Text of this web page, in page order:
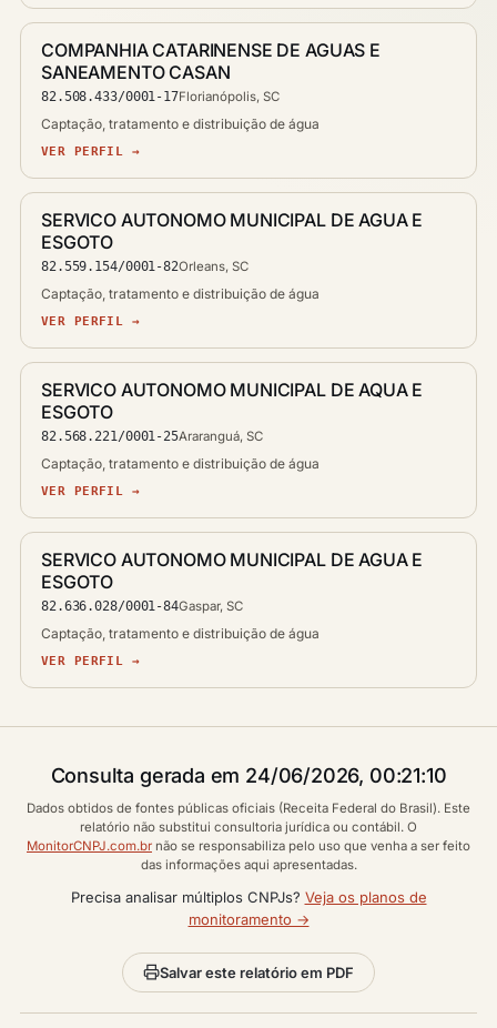
COMPANHIA CATARINENSE DE AGUAS E
SANEAMENTO CASAN
82.508.433/0001-17Florianópolis, SC
Captação, tratamento e distribuição de água
VER PERFIL →
SERVICO AUTONOMO MUNICIPAL DE AGUA E
ESGOTO
82.559.154/0001-82Orleans, SC
Captação, tratamento e distribuição de água
VER PERFIL →
SERVICO AUTONOMO MUNICIPAL DE AQUA E
ESGOTO
82.568.221/0001-25Araranguá, SC
Captação, tratamento e distribuição de água
VER PERFIL →
SERVICO AUTONOMO MUNICIPAL DE AGUA E
ESGOTO
82.636.028/0001-84Gaspar, SC
Captação, tratamento e distribuição de água
VER PERFIL →
Consulta gerada em 24/06/2026, 00:21:10
Dados obtidos de fontes públicas oficiais (Receita Federal do Brasil). Este
relatório não substitui consultoria jurídica ou contábil. O
MonitorCNPJ.com.br não se responsabiliza pelo uso que venha a ser feito
das informações aqui apresentadas.
Precisa analisar múltiplos CNPJs? Veja os planos de
monitoramento →
Salvar este relatório em PDF